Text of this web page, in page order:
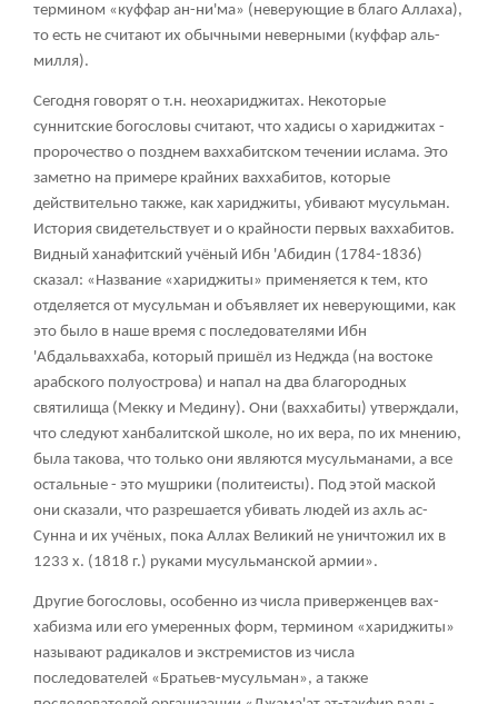
термином «куффар ан-ни'ма» (неверующие в благо Аллаха),
то есть не считают их обычными неверными (куффар аль-
милля).
Сегодня говорят о т.н. неохариджитах. Некоторые
суннитские богословы считают, что хадисы о хариджитах -
пророчество о позднем ваххабитском течении ислама. Это
заметно на примере крайних ваххабитов, которые
действительно также, как хариджиты, убивают мусульман.
История свидетельствует и о крайности первых ваххабитов.
Видный ханафитский учёный Ибн 'Абидин (1784-1836)
сказал: «Название «хариджиты» применяется к тем, кто
отделяется от мусульман и объявляет их неверующими, как
это было в наше время с последователями Ибн
'Абдальваххаба, который пришёл из Неджда (на востоке
арабского полуострова) и напал на два благородных
святилища (Мекку и Медину). Они (ваххабиты) утверждали,
что следуют ханбалитской школе, но их вера, по их мнению,
была такова, что только они являются мусульманами, а все
остальные - это мушрики (политеисты). Под этой маской
они сказали, что разрешается убивать людей из ахль ас-
Сунна и их учёных, пока Аллах Великий не уничтожил их в
1233 х. (1818 г.) руками мусульманской армии».
Другие богословы, особенно из числа приверженцев вах-
хабизма или его умеренных форм, термином «хариджиты»
называют радикалов и экстремистов из числа
последователей «Братьев-мусульман», а также